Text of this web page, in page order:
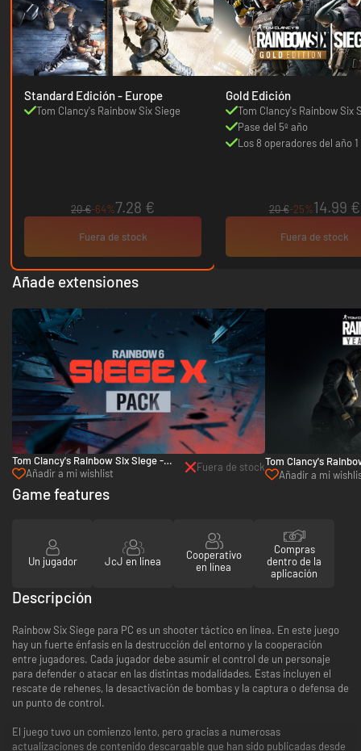
Standard Edición - Europe
Tom Clancy's Rainbow Six Siege
20 €-64%7.28 €
Fuera de stock
Gold Edición
Tom Clancy's Rainbow Six
Pase del 5º año
Los 8 operadores del año 1
20 €-25%14.99 €
Fuera de stock
Añade extensiones
Tom Clancy's Rainbow Six Siege -
Paquete Siege X - PC (Ubisoft
Connect)
Añadir a mi wishlist Fuera de stockTom Clancy's
Siege Year 5 Pass -
Añadir a mi
Game features
Un jugador JcJ en línea
Cooperativo
en línea
Compras
dentro de la
aplicación
Descripción
Rainbow Six Siege para PC es un shooter táctico en línea. En este juego
hay un fuerte énfasis en la destrucción del entorno y la cooperación
entre jugadores. Cada jugador debe asumir el control de un personaje
para defender o atacar en las distintas modalidades. Estas incluyen el
rescate de rehenes, la desactivación de bombas y la captura o defensa de
un punto de control.
El juego tuvo un comienzo lento, pero gracias a numerosas
actualizaciones de contenido descargable que han sido publicadas desde